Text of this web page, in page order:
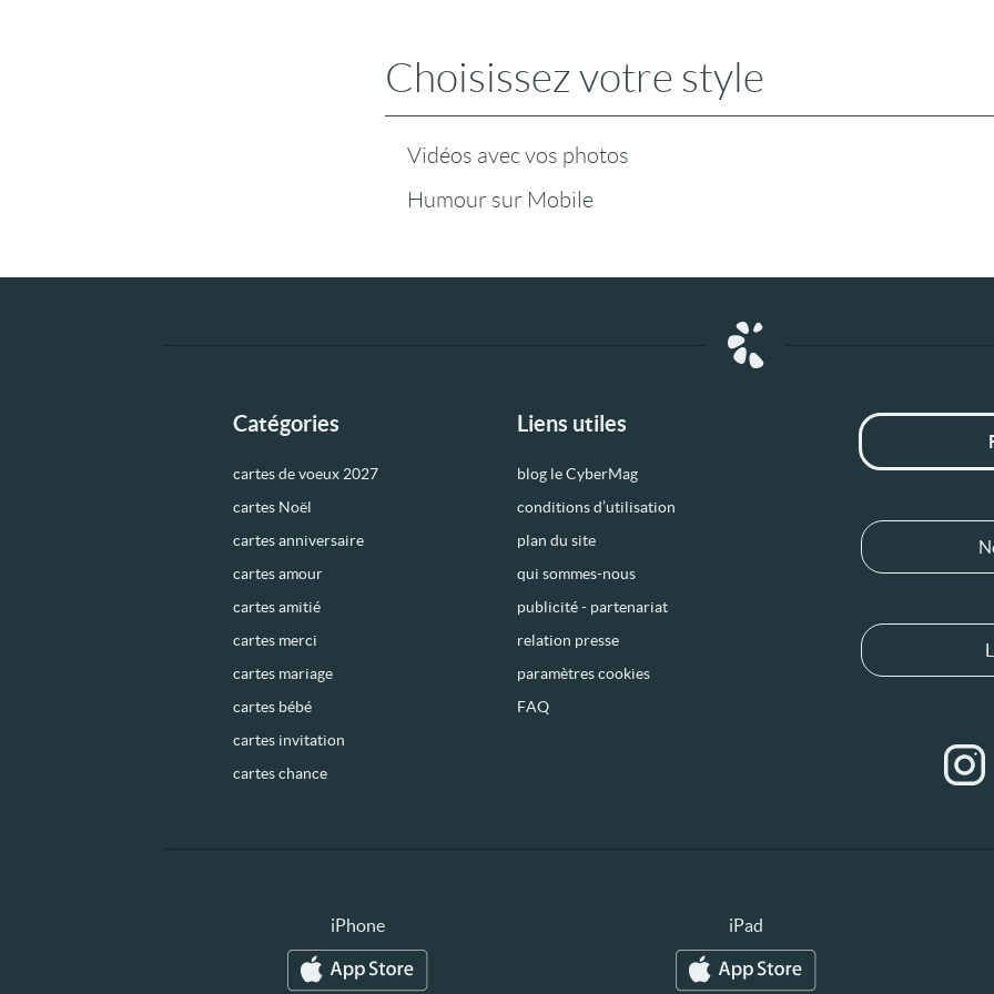
Choisissez votre style
Vidéos avec vos photos
Humour sur Mobile
Catégories
cartes de voeux 2027
cartes Noël
cartes anniversaire
cartes amour
cartes amitié
cartes merci
cartes mariage
cartes bébé
cartes invitation
cartes chance
Liens utiles
blog le CyberMag
conditions d’utilisation
plan du site
qui sommes-nous
publicité - partenariat
relation presse
paramètres cookies
FAQ
iPhone iPad